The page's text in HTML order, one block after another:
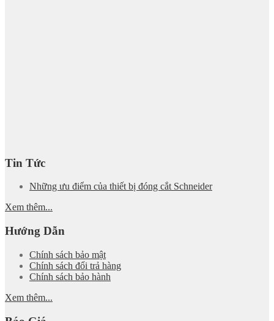
Tin Tức
Những ưu điểm của thiết bị đóng cắt Schneider
Xem thêm...
Hướng Dẫn
Chính sách bảo mật
Chính sách đổi trả hàng
Chính sách bảo hành
Xem thêm...